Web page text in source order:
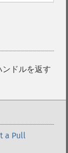
ンドルを返す
a Pull